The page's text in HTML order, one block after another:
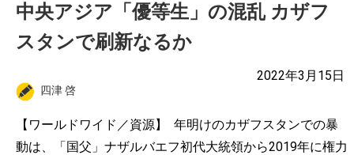
中央アジア「優等生」の混乱 カザフ
スタンで刷新なるか
2022年3月15日
四津 啓
【ワールドワイド／資源】 年明けのカザフスタンでの暴
動は、「国父」ナザルバエフ初代大統領から2019年に権力